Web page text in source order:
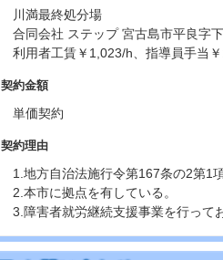
川満最終処分場
合同会社 ステップ 宮古島市平良字
利用者工賃￥1,023/h、指導員手当
契約金額
単価契約
契約理由
1.地方自治法施行令第167条の2第1
2.本市に拠点を有している。
3.障害者就労継続支援事業を行って